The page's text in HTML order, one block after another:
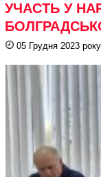
УЧАСТЬ У
05 Грудня 2023 року